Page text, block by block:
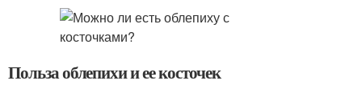
Польза облепихи и ее косточек